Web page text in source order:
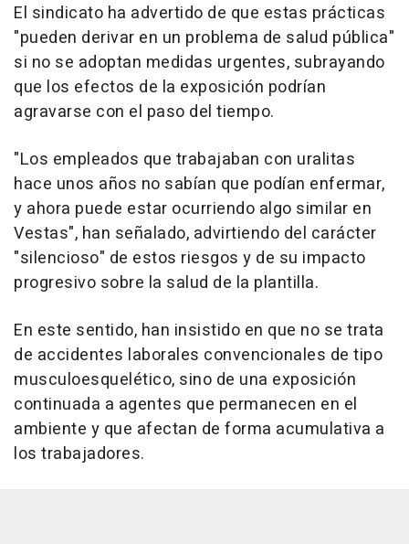
El sindicato ha advertido de que estas prácticas
"pueden derivar en un problema de salud pública"
si no se adoptan medidas urgentes, subrayando
que los efectos de la exposición podrían
agravarse con el paso del tiempo.
"Los empleados que trabajaban con uralitas
hace unos años no sabían que podían enfermar,
y ahora puede estar ocurriendo algo similar en
Vestas", han señalado, advirtiendo del carácter
"silencioso" de estos riesgos y de su impacto
progresivo sobre la salud de la plantilla.
En este sentido, han insistido en que no se trata
de accidentes laborales convencionales de tipo
musculoesquelético, sino de una exposición
continuada a agentes que permanecen en el
ambiente y que afectan de forma acumulativa a
los trabajadores.